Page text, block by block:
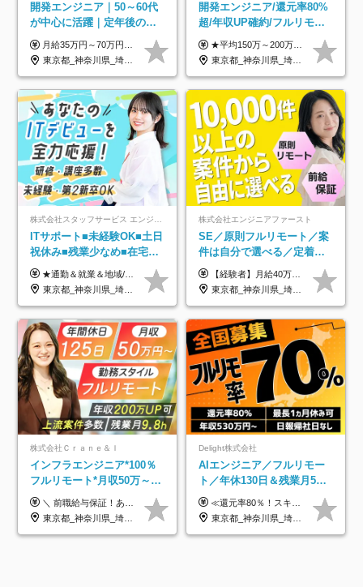
開発エンジニア｜50～60代
が中心に活躍｜定年後の給
与減ナシ｜年収50万円アッ
プ実績／昇給率92％（直近3
年）
月給35万円～70万円（固定残業代30時間分63,869円～を含む）+賞与年1回 ※30時間を超える分は別途支給します ●これまでのご経験・スキル・前職給与をできる限り考慮します ●待機期間も給与を100％支給します ●試用期間中も給与や福利厚生は同じです ≪年収を維持しながら長く働けます！≫ 一般的な企業では55歳や60歳を機に年収が下がりますが、 当社は役職などではなく「スキルや経験」で評価。 エンジニアとして長く働きながら あなたにふさわしい年収を維持できます！
東京都_神奈川県_埼玉県_千葉県
開発エンジニア/還元率80%
超/年収UP確約/フルリモ
OK/年休130日/平均残業7h/
約2万件の案件から選択
★平均150万～200万円年収UPを実現！ ★前職給与を100％保証！ ★案件内容の開示・明確な評価体制あり ⇒クライアント評価で即昇給を実現したケースも◎ ★年12回（毎月昇給チャンスあり） ■月給35万円～103万円 ※経験・能力・前職給与を考慮し、決定 ※上記給与には月30時間分(6万6500円以上)の固定残業代が含まれます。超過分は手当として別途支給します ※試用期間3ヶ月あり(期間中の給与・待遇面に差異はありません) ▼収入アップの実例をご紹介 ───────────── ★働き方改革をした30代男性（PG） 子どもが生まれたばかりなのに、忙しい現場で残業も月50～60時間が当たり前。 ⇒残業ほぼゼロ＆週3リモートの働き方に！しかも給与もアップ！ ★収入アップした30代男性（PM） 子供が3人いて家計も苦しく、残業代で稼ぐ日々… ⇒残業をたくさんしていた年収額より、100万円以上アップしました！
東京都_神奈川県_埼玉県_千葉県_大阪府_愛知県_北海道_青森県_岩手県_宮城県_秋田県_山形県_福島県_茨城県_栃木県_群馬県_新潟県_山梨県_長野県_富山県_石川県_福井県_静岡県_岐阜県_三重県_兵庫県_京都府_滋賀県_奈良県_和歌山県_広島県_岡山県_鳥取県_島根県_山口県_徳島県_香川県_愛媛県_高知県_福岡県_熊本県_佐賀県_長崎県_大分県_宮崎県_鹿児島県_沖縄県
ITサポート■未経験OK■土日
祝休み■残業少なめ■在宅実
績あり■約900種類のスキル
アップ講座あり■全国募集
★通勤＆就業＆地域/住宅＆役職手当あり ★残業代は全額支給 ★選べる給与制度あり！ ■東京・神奈川・千葉・埼玉勤務の場合 月給24.5万円～55万円＋諸手当 （残業代は全額支給） (20,000円の地域/住宅手当込み) ■愛知・京都・大阪・兵庫勤務の場合 月給24万円以上＋諸手当 （残業代は全額支給） (15,000円の地域/住宅手当込み) ■茨城・栃木・群馬・静岡・三重・滋賀・広島・福岡勤務の場合 月給23.5万円以上＋諸手当 （残業代は全額支給） (10,000円の地域/住宅手当込み) ■北海道・宮城・山梨・長野・岐阜・奈良・和歌山・岡山勤務の場合 月給23万円以上＋諸手当 （残業代は全額支給） (5,000円の地域/住宅手当込み) ■その他のエリア勤務の場合 月給22.5万円以上＋諸手当 （残業代は全額支給） ※経験や能力を考慮し、当社規定により優遇します 【昇給：年一回実施】 【選べる給与制度】 ★収入を重視する方に… 「変動型人事制度」の選択も可能（派遣先からの評価に応じて収入アップ！） ※年2回のタイミングで希望者と面談の上決定します。
東京都_神奈川県_埼玉県_千葉県_大阪府_愛知県_北海道_岩手県_宮城県_山形県_福島県_茨城県_栃木県_群馬県_山梨県_長野県_富山県_石川県_静岡県_岐阜県_三重県_兵庫県_京都府_滋賀県_奈良県_広島県_岡山県_山口県_愛媛県_福岡県_熊本県_長崎県
株式会社エンジニアファースト
SE／原則フルリモート／案
件は自分で選べる／定着率
93%／20～30代活躍中！
【経験者】月給40万円～120万円(固定残業代含む)+各種手当 ★前職給与の総収入額を100％保証｜還元率84％〜100％ ★20代の平均年収570万円 ※月給には、みなし残業手当(月30時間／5万8000円以上)を含みます 超過分は別途追加支給 ※固定残業代は、時間外労働の有無に関わらず30時間分を、月5万8000円~15万7000円支給 ※上記を超える時間外労働分は追加で支給 【未経験者】月給21万円以上＋各種手当 固定残業なし(残業代発生分全額支給) ※6ヶ月の試用期間あり（※条件に変動なし） ▼単価連動性×還元率は84％～100％で収入の大幅UPが可能！ ・案件単価が月50万円の場合：年収417万円 ・案件単価が月70万円の場合：年収584万円 ・案件単価が月100万円の場合：年収834万円 ＜モデル年収＞ ▼400万円～500万円(入社初年度) ▼542万円～626万円(入社2年) ▼667万円～700万円(入社3年） ▼709万円～801万円(入社5年）
東京都_神奈川県_埼玉県_千葉県_大阪府_愛知県_北海道_青森県_岩手県_宮城県_秋田県_山形県_福島県_茨城県_栃木県_群馬県_新潟県_山梨県_長野県_富山県_石川県_福井県_静岡県_岐阜県_三重県_兵庫県_京都府_滋賀県_奈良県_和歌山県_広島県_岡山県_鳥取県_島根県_山口県_徳島県_香川県_愛媛県_高知県_福岡県_熊本県_佐賀県_長崎県_大分県_宮崎県_鹿児島県_沖縄県
株式会社Ｃｒａｎｅ＆Ｉ
インフラエンジニア*100％
フルリモート*月収50万～*
クラウド×上流工程*前職給
与保証*残業月9.8h
＼ 前職給与保証！あなたのこれまでの経験を正当評価 ／ ★月収50万円～スタート！【年俸600万～1,162万8,000円（12分割）】 ――「頑張りが給与に直結しない…」そんな不満とは無縁の環境です。 実際、入社後に「年収150万～200万円UP」を実現した先輩エンジニアが多数活躍中！ 【 収入をさらに押し上げる充実のプラスα 】 スキルを磨くほど得をする「資格手当」 ⇒ 1資格につき毎月3,000円～30,000円を継続支給！ 成果を見逃さない「功績手当」 ⇒ 社員の頑張りに応じて最大10万円をダイレクトに支給！ スピード昇給・高年収も可能 ⇒ 1回の昇給で年収数十万UPのチャンスあり。ゆくゆくは年収1000万以上のハイクラスも目指せます。 ※経験・スキルを考慮の上決定します ※上記金額には固定残業代（月30h分・95,000円～184,000円）を含みます ※超過分は別途全額支給します ※試用期間2ヶ月間あり（その他待遇に差異はありません）
東京都_神奈川県_埼玉県_千葉県_大阪府_愛知県_北海道_青森県_岩手県_宮城県_秋田県_山形県_福島県_茨城県_栃木県_群馬県_新潟県_山梨県_長野県_富山県_石川県_福井県_静岡県_岐阜県_三重県_兵庫県_京都府_滋賀県_奈良県_和歌山県_広島県_岡山県_鳥取県_島根県_山口県_徳島県_香川県_愛媛県_高知県_福岡県_熊本県_佐賀県_長崎県_大分県_宮崎県_鹿児島県_沖縄県
Delight株式会社
AIエンジニア／フルリモー
ト／年休130日＆残業月5h
以下／1カ月連休可／案件選
択制／還元率80%
≪還元率80％！スキルや経験をしっかり収入に反映します≫ 年俸530万円以上＋業績賞与 ※スキル・経験を考慮の上、優遇いたします ※上記年俸を12分割し、月1回支給します ※上記年俸には固定残業代月20時間分(月6万9000円以上)が含まれます。残業はほとんど発生しませんが、超過した場合は追加支給します ★AIを使った自社への貢献も、貢献度に応じて給与に反映する制度があります
東京都_神奈川県_埼玉県_千葉県_大阪府_愛知県_北海道_青森県_岩手県_宮城県_秋田県_山形県_福島県_茨城県_栃木県_群馬県_新潟県_山梨県_長野県_富山県_石川県_福井県_静岡県_岐阜県_三重県_兵庫県_京都府_滋賀県_奈良県_和歌山県_広島県_岡山県_鳥取県_島根県_山口県_徳島県_香川県_愛媛県_高知県_福岡県_熊本県_佐賀県_長崎県_大分県_宮崎県_鹿児島県_沖縄県